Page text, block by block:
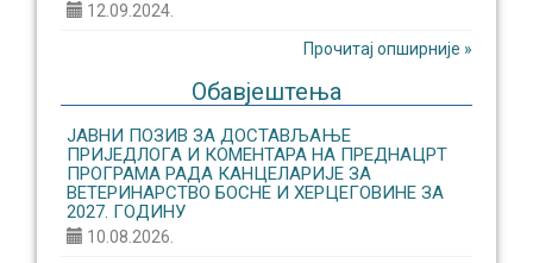
12.09.2024.
Прочитај опширније »
Обавјештења
ЈАВНИ ПОЗИВ ЗА ДОСТАВЉАЊЕ
ПРИЈЕДЛОГА И КОМЕНТАРА НА ПРЕДНАЦРТ
ПРОГРАМА РАДА КАНЦЕЛАРИЈЕ ЗА
ВЕТЕРИНАРСТВО БОСНЕ И ХЕРЦЕГОВИНЕ ЗА
2027. ГОДИНУ
10.08.2026.